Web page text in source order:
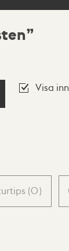
Visa
(0)